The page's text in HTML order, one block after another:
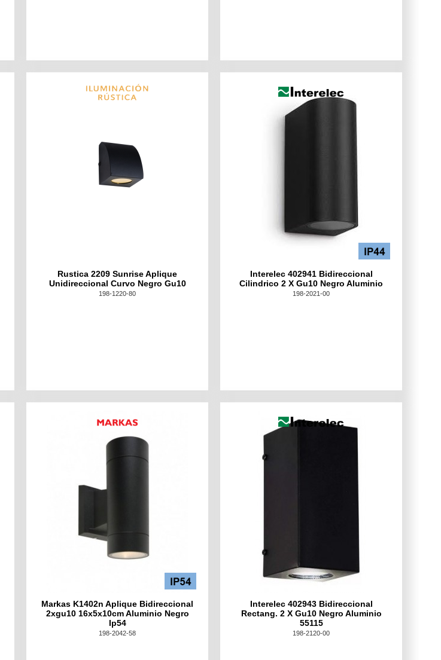
Rustica 2209 Sunrise Aplique
Unidireccional Curvo Negro Gu10
198-1220-80
Interelec 402941 Bidireccional
Cilindrico 2 X Gu10 Negro Aluminio
198-2021-00
Markas K1402n Aplique Bidireccional
2xgu10 16x5x10cm Aluminio Negro
Ip54
198-2042-58
Interelec 402943 Bidireccional
Rectang. 2 X Gu10 Negro Aluminio
55115
198-2120-00